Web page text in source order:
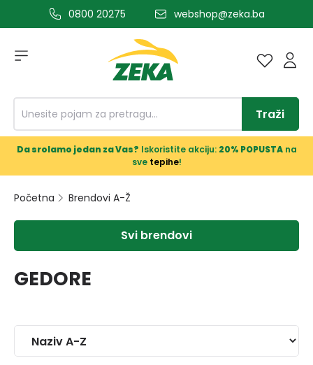
glavni sadržaj0800 20275 webshop@zeka.ba
Traži
Da srolamo jedan za Vas? Iskoristite akciju: 20% POPUSTAna
sve tepihe!
Početna Brendovi A-Ž
Svi brendovi
GEDORE